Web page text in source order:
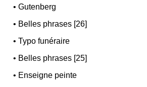
•Gutenberg
• Belles phrases [26]
•Typo funéraire
• Belles phrases [25]
• Enseigne peinte